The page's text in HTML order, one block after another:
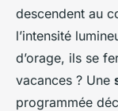
descendent au
l’intensité
d’orage, ils se
vacances ? Une
programmée